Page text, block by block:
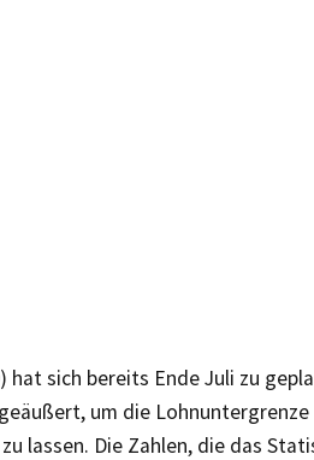
sich bereits Ende Juli zu
um die Lohnuntergrenze
lassen. Die Zahlen, die das